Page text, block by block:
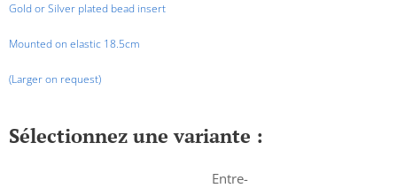
Gold or Silver plated bead insert
Mounted on elastic 18.5cm
(Larger on request)
Sélectionnez une variante :
Entre-